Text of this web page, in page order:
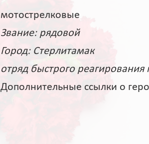
мотострелковые
Звание: рядовой
Город: Стерлитамак
отряд быстрого
Дополнительные ссылки о